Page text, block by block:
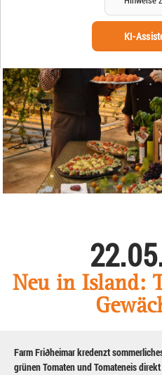
KI-
Neu in Island:
Farm Friðheimar kredenzt
grünen Tomaten und Tomateneis